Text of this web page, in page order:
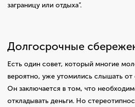
заграницу или отдыха”.
Долгосрочные
Есть один совет, который многие
вероятно, уже утомились слышать от
Он заключается в том, что
откладывать деньги. Но